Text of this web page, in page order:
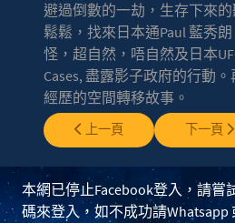
避過倒數的一劫，生存下來
鬆鬆，找來日本通Paul 藍秀
怪，超自然，唔自然及日本
Cases, 盡露影子政府的行動
經歷的空間轉移故事。
上一篇文章: EP0030 - 倒數光
上一頁 下一篇
下一頁
本網已停止Facebook登入，請嘗
碼來登入，如不成功請Whatsapp